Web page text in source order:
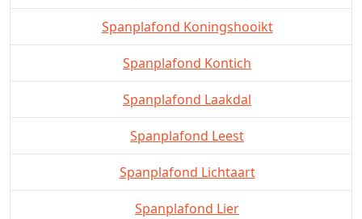
Spanplafond Koningshooikt
Spanplafond Kontich
Spanplafond Laakdal
Spanplafond Leest
Spanplafond Lichtaart
Spanplafond Lier